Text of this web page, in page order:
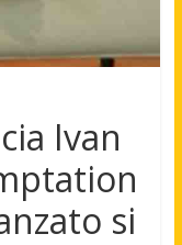
Ivan
si